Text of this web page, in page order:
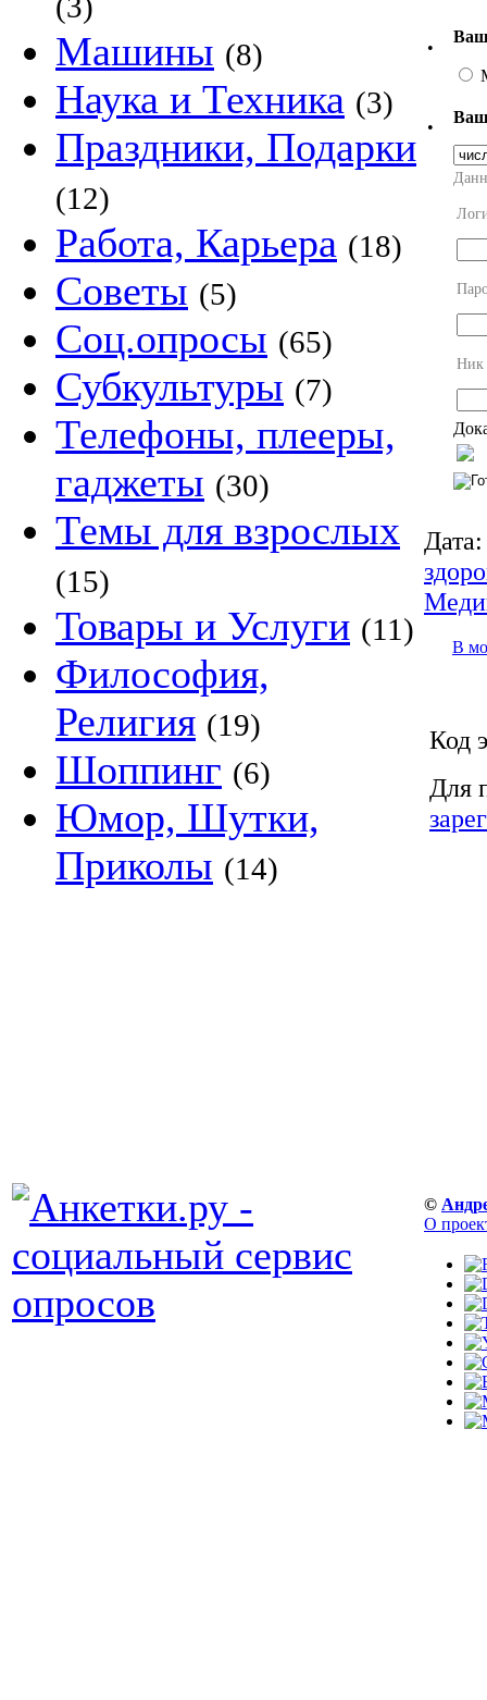
Машины (8)
Наука и Техника (3)
Праздники, Подарки
(12)
Работа, Карьера (18)
Советы (5)
Соц.опросы (65)
Субкультуры (7)
Телефоны, плееры,
гаджеты (30)
Темы для взрослых
(15)
Товары и Услуги (11)
Философия,
Религия (19)
Шоппинг (6)
Юмор, Шутки,
Приколы (14)
•
•
Ваш
Ник
Дата:
В
Код
Для
©
О